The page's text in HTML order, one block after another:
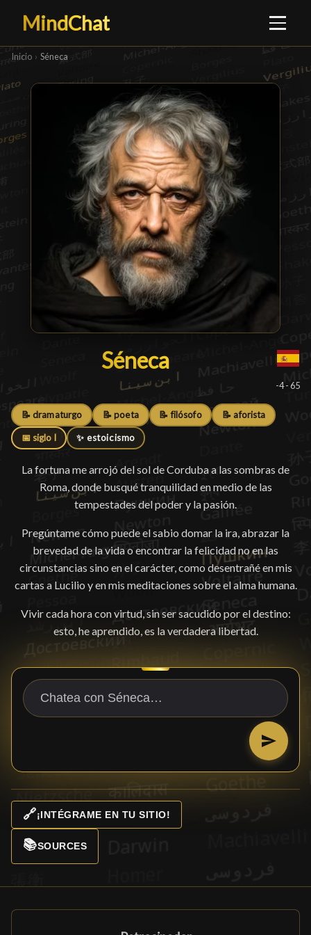
MindChat
Inicio › Séneca
Séneca
Séneca
-4 - 65
📝 dramaturgo 📝 poeta 📝 filósofo 📝 aforista
📅 siglo I ✨ estoicismo
La fortuna me arrojó del sol de Corduba a las sombras de
Roma, donde busqué tranquilidad en medio de las
tempestades del poder y la pasión.
Pregúntame cómo puede el sabio domar la ira, abrazar la
brevedad de la vida o encontrar la felicidad no en las
circunstancias sino en el carácter, como desentrañé en mis
cartas a Lucilio y en mis meditaciones sobre el alma humana.
Vivir cada hora con virtud, sin ser sacudido por el destino:
esto, he aprendido, es la verdadera libertad.
🔗¡INTÉGRAME EN TU SITIO!
📚SOURCES